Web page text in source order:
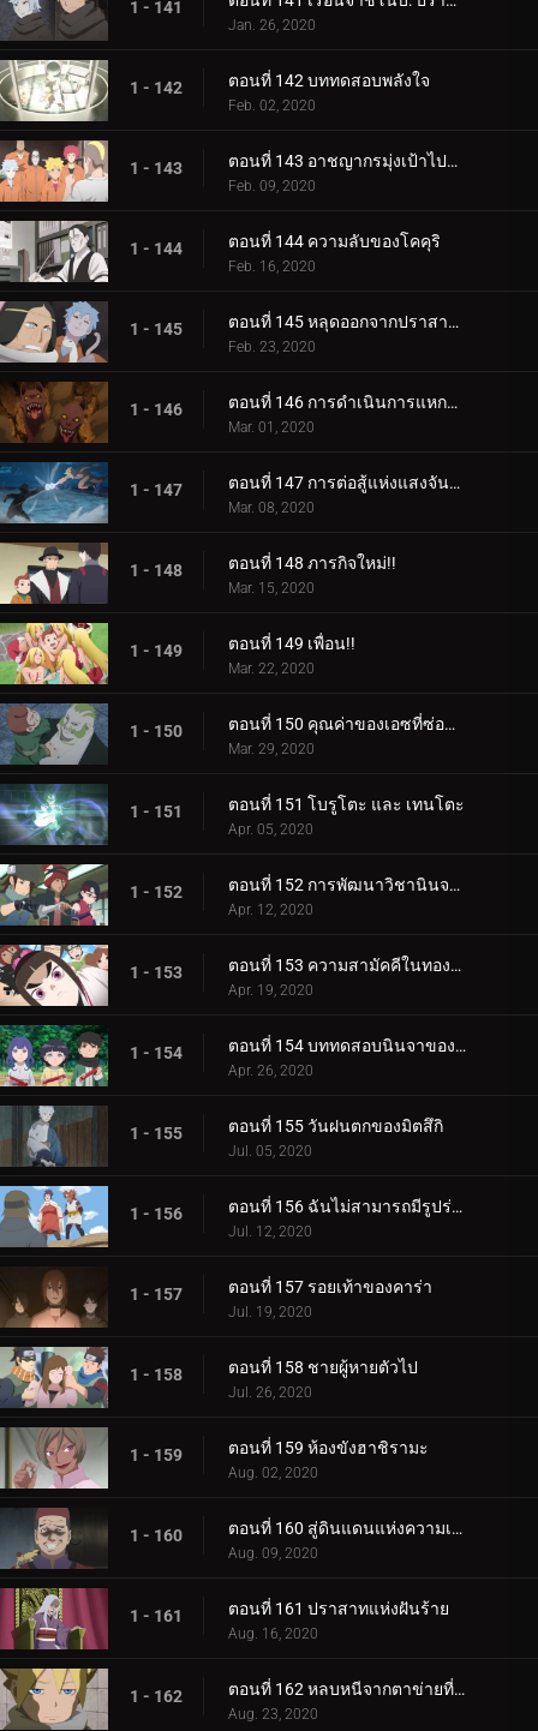
1 - 141
Jan. 26, 2020
1 - 142 ตอนที่ 142 บททดสอบพลังใจ
Feb. 02, 2020
1 - 143 ตอนที่ 143 อาชญากรมุ่งเป้าไปที่โคคุริ
Feb. 09, 2020
1 - 144 ตอนที่ 144 ความลับของโคคุริ
Feb. 16, 2020
1 - 145 ตอนที่ 145 หลุดออกจากปราสาทโฮซึกิ
Feb. 23, 2020
1 - 146 ตอนที่ 146 การดำเนินการแหกคุก
Mar. 01, 2020
1 - 147 ตอนที่ 147 การต่อสู้แห่งแสงจันทร์อันเป็นเวรกรรม
Mar. 08, 2020
1 - 148 ตอนที่ 148 ภารกิจใหม่!!
Mar. 15, 2020
1 - 149 ตอนที่ 149 เพื่อน!!
Mar. 22, 2020
1 - 150 ตอนที่ 150 คุณค่าของเอซที่ซ่อนอยู่
Mar. 29, 2020
1 - 151 ตอนที่ 151 โบรูโตะ และ เทนโตะ
Apr. 05, 2020
1 - 152 ตอนที่ 152 การพัฒนาวิชานินจาทางการแพทย์
Apr. 12, 2020
1 - 153 ตอนที่ 153 ความสามัคคีในทองคำ
Apr. 19, 2020
1 - 154 ตอนที่ 154 บททดสอบนินจาของฮิมาวาริ!!
Apr. 26, 2020
1 - 155 ตอนที่ 155 วันฝนตกของมิตสึกิ
Jul. 05, 2020
1 - 156 ตอนที่ 156 ฉันไม่สามารถมีรูปร่างผอมเพรียวได้
Jul. 12, 2020
1 - 157 ตอนที่ 157 รอยเท้าของคาร่า
Jul. 19, 2020
1 - 158 ตอนที่ 158 ชายผู้หายตัวไป
Jul. 26, 2020
1 - 159 ตอนที่ 159 ห้องขังฮาชิรามะ
Aug. 02, 2020
1 - 160 ตอนที่ 160 สู่ดินแดนแห่งความเงียบงัน
Aug. 09, 2020
1 - 161 ตอนที่ 161 ปราสาทแห่งฝันร้าย
Aug. 16, 2020
1 - 162 ตอนที่ 162 หลบหนีจากตาข่ายที่กระชับ
Aug. 23, 2020